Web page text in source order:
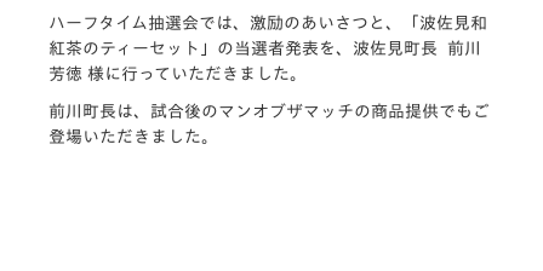
ハーフタイム抽選会では、激励のあいさつと、「波佐見和
紅茶のティーセット」の当選者発表を、波佐見町長 前川
芳徳 様に行っていただきました。
前川町長は、試合後のマンオブザマッチの商品提供でもご
登場いただきました。